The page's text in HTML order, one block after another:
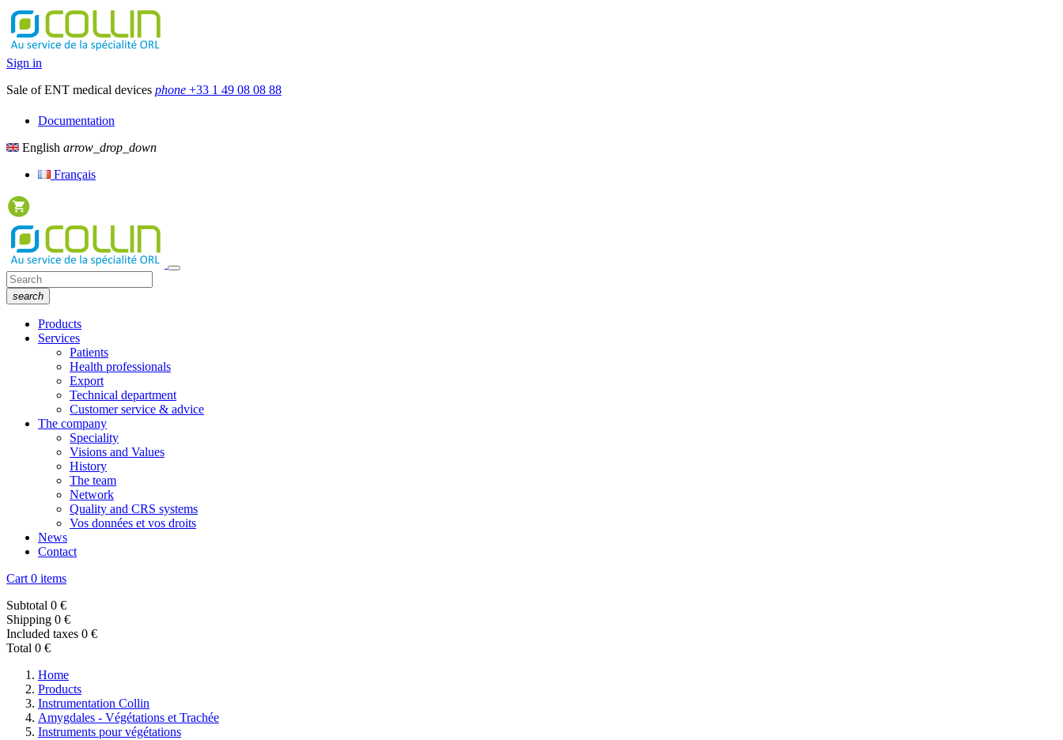
Sign in
Sale of ENT medical devices phone +33 1 49 08 08 88
Documentation
English arrow_drop_down
Français
search
Products
Services
Patients
Health professionals
Export
Technical department
Customer service & advice
The company
Speciality
Visions and Values
History
The team
Network
Quality and CRS systems
Vos données et vos droits
News
Contact
Cart 0 items
Subtotal 0 €
Shipping 0 €
Included taxes 0 €
Total 0 €
Home
Products
Instrumentation Collin
Amygdales - Végétations et Trachée
Instruments pour végétations